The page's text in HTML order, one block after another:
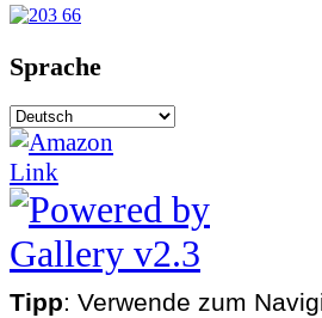
Sprache
Tipp: Verwende zum